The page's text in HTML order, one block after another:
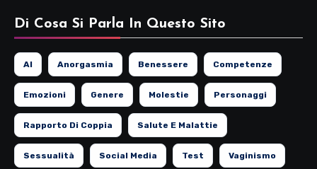
Di Cosa Si Parla In Questo Sito
AI Anorgasmia Benessere Competenze
Emozioni Genere Molestie Personaggi
Rapporto Di Coppia Salute E Malattie
Sessualità Social Media Test Vaginismo